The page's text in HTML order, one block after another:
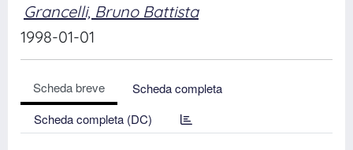
Grancelli, Bruno Battista
1998-01-01
Scheda breve
Scheda completa
Scheda completa (DC)